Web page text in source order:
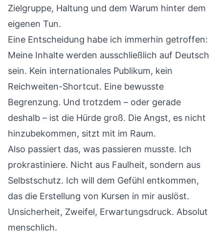
Zielgruppe, Haltung und dem Warum hinter dem
eigenen Tun.
Eine Entscheidung habe ich immerhin getroffen:
Meine Inhalte werden ausschließlich auf Deutsch
sein. Kein internationales Publikum, kein
Reichweiten-Shortcut. Eine bewusste
Begrenzung. Und trotzdem – oder gerade
deshalb – ist die Hürde groß. Die Angst, es nicht
hinzubekommen, sitzt mit im Raum.
Also passiert das, was passieren musste. Ich
prokrastiniere. Nicht aus Faulheit, sondern aus
Selbstschutz. Ich will dem Gefühl entkommen,
das die Erstellung von Kursen in mir auslöst.
Unsicherheit, Zweifel, Erwartungsdruck. Absolut
menschlich.